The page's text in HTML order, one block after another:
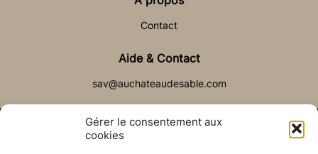
Gérer le consentement aux
cookies
Contact
Aide & Contact
sav@auchateaudesable.com